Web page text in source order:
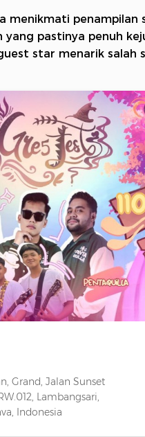
menikmati penampilan
yang pastinya penuh
star menarik salah
Grand, Jalan Sunset
Lambangsari,
Indonesia